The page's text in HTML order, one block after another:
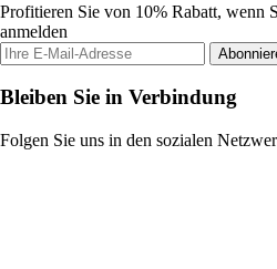
Profitieren Sie von 10% Rabatt, wenn
anmelden
Bleiben Sie in Verbindung
Folgen Sie uns in den sozialen